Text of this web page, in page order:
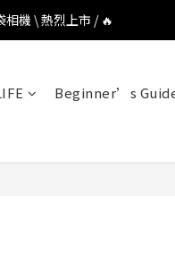
相機 \ 熱烈上市 / 🔥
相機 \ 熱烈上市 / 🔥
限定套裝 \ 時尚上市 / 🔥
Beginner’s